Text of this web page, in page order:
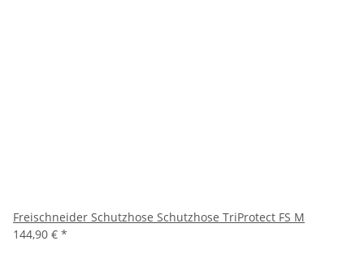
Freischneider Schutzhose Schutzhose TriProtect FS M
144,90 € *